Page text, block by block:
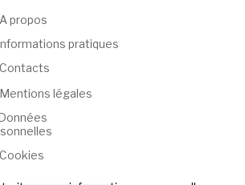
A propos
pratiques
Contacts
Mentions légales
Cookies